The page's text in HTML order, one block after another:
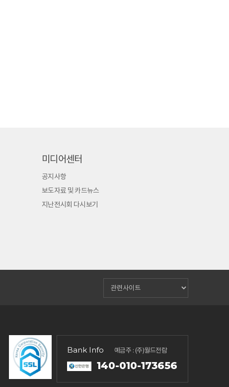
미디어센터
공지사항
보도자료 및 카드뉴스
지난전시회 다시보기
Bank Info 예금주 : (주)월드전람
140-010-173656